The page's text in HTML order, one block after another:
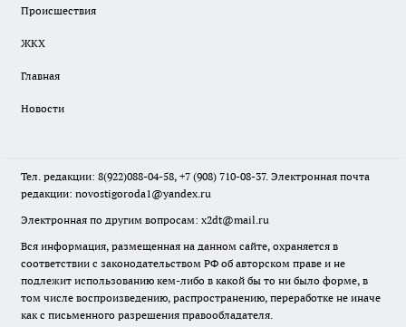
Происшествия
ЖКХ
Главная
Новости
Тел. редакции: 8(922)088-04-58, +7 (908) 710-08-37. Электронная почта
редакции: novostigoroda1@yandex.ru
Электронная по другим вопросам: x2dt@mail.ru
Вся информация, размещенная на данном сайте, охраняется в
соответствии с законодательством РФ об авторском праве и не
подлежит использованию кем-либо в какой бы то ни было форме, в
том числе воспроизведению, распространению, переработке не иначе
как с письменного разрешения правообладателя.